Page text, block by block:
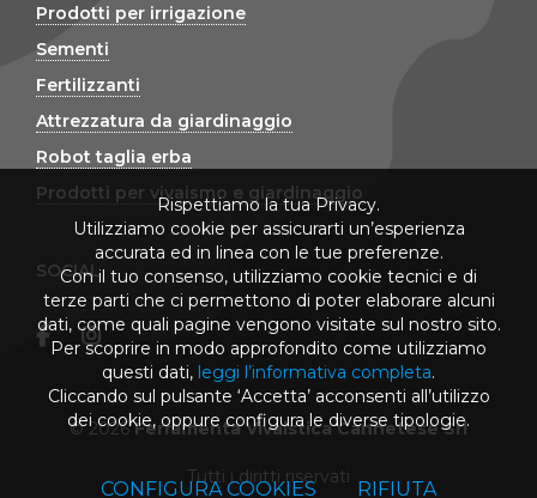
Prodotti per irrigazione
Sementi
Fertilizzanti
Attrezzatura da giardinaggio
Robot taglia erba
Prodotti per vivaismo e giardinaggio
SOCIAL
© 2026Ferramenta Vivaistica Cannetese Srl
Tutti i diritti riservati
Rispettiamo la tua Privacy.
Utilizziamo cookie per assicurarti un’esperienza
accurata ed in linea con le tue preferenze.
Con il tuo consenso, utilizziamo cookie tecnici e di
terze parti che ci permettono di poter elaborare alcuni
dati, come quali pagine vengono visitate sul nostro sito.
Per scoprire in modo approfondito come utilizziamo
questi dati, leggi l’informativa completa.
Cliccando sul pulsante ‘Accetta’ acconsenti all’utilizzo
dei cookie, oppure configura le diverse tipologie.
CONFIGURA COOKIES RIFIUTA